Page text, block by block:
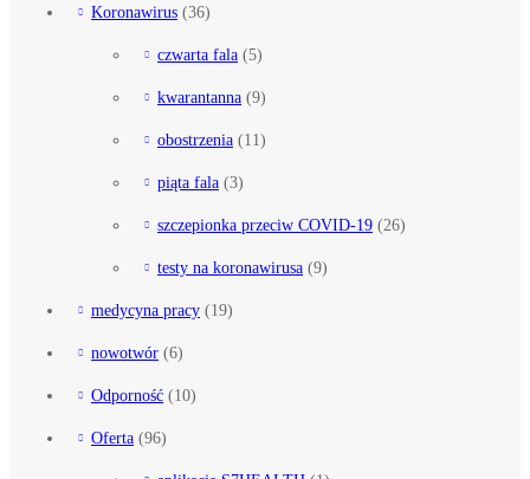
Koronawirus (36)
czwarta fala (5)
kwarantanna (9)
obostrzenia (11)
piąta fala (3)
szczepionka przeciw COVID-19 (26)
testy na koronawirusa (9)
medycyna pracy (19)
nowotwór (6)
Odporność (10)
Oferta (96)